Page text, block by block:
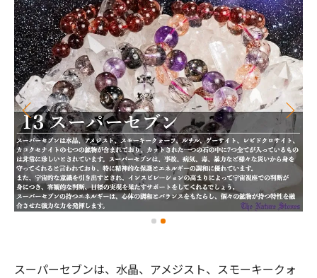
スーパーセブンは、水晶、アメジスト、スモーキークォ